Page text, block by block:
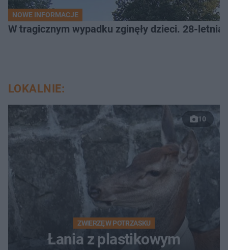
NOWE INFORMACJE
W tragicznym wypadku zginęły dzieci. 28-
LOKALNIE:
10
ZWIERZĘ W POTRZASKU
Łania z plastikowym